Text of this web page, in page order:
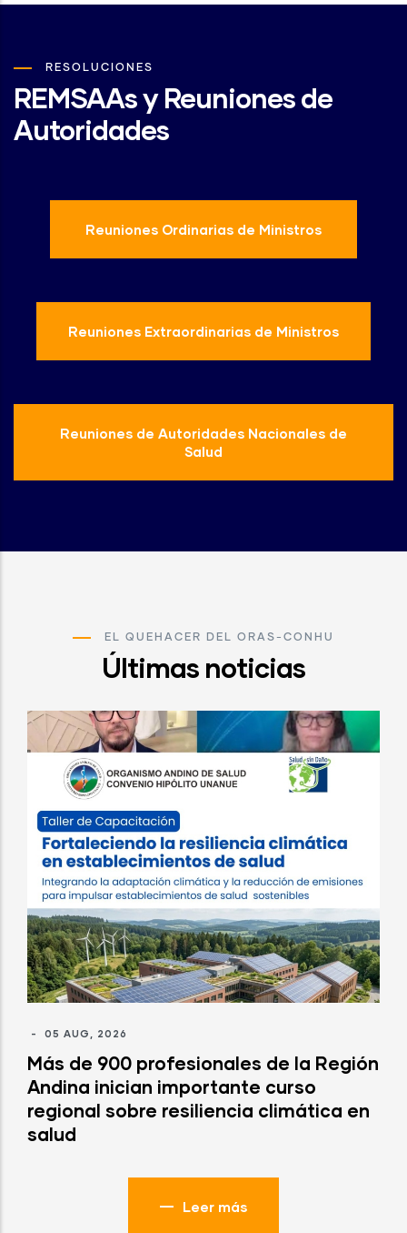
RESOLUCIONES
REMSAAs y Reuniones de
Autoridades
Reuniones Ordinarias de Ministros
Reuniones Extraordinarias de Ministros
Reuniones de Autoridades Nacionales de
Salud
EL QUEHACER DEL ORAS-CONHU
Últimas noticias
- 05 AUG, 2026
Más de 900 profesionales de la Región
Andina inician importante curso
regional sobre resiliencia climática en
salud
Leer más